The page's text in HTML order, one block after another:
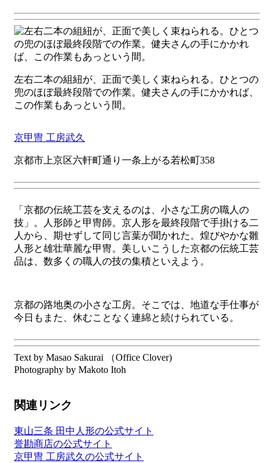
左右二本の組紐が、正面で美しく束ねられる。ひとつの
兜のほぼ最終段階での作業。健夫さんの手にかかれば、
この作業もあっという間。
京甲冑 工房武久
京都市上京区六軒町通り一条上がる若松町358
「京都の伝統工芸を支えるのは、小さな工房の職人の
技」。人形師と甲冑師。京人形を最終段階で手掛ける二
人から、期せずして同じ言葉が聞かれた。煌びやかな雛
人形と雄壮華麗な甲冑。美しいこうした京都の伝統工芸
品は、数多くの職人の技の集積といえよう。
京都の路地奥の小さな工房。そこでは、地道な手仕事が
今日もまた、休むことなく連綿と続けられている。
Text by Masao Sakurai （Office Clover)
Photography by Makoto Itoh
関連リンク
東山三条 田中人形の公式サイト
誉勘商店の公式サイト
京甲冑 工房武久の公式サイト